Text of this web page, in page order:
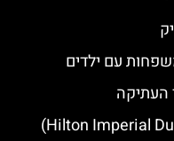
עם ילדים
העתיקה